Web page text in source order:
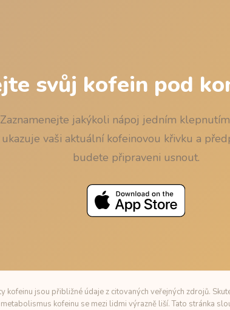
svůj kofein pod
Zaznamenejte jakýkoli nápoj jedním
ukazuje vaši aktuální kofeinovou křivku a
budete připraveni usnout.
kofeinu jsou přibližné údaje z citovaných veřejných zdrojů.
kofeinu se mezi lidmi výrazně liší. Tato stránka